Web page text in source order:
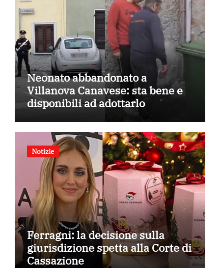
Neonato abbandonato a
Villanova Canavese: sta bene e
disponibili ad adottarlo
Notizie
Ferragni: la decisione sulla
giurisdizione spetta alla Corte di
Cassazione